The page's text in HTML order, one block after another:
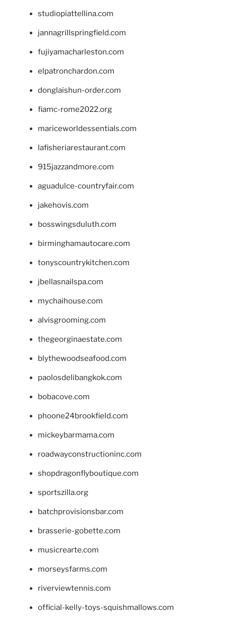
studiopiattellina.com
jannagrillspringfield.com
fujiyamacharleston.com
elpatronchardon.com
donglaishun-order.com
fiamc-rome2022.org
mariceworldessentials.com
lafisheriarestaurant.com
915jazzandmore.com
aguadulce-countryfair.com
jakehovis.com
bosswingsduluth.com
birminghamautocare.com
tonyscountrykitchen.com
jbellasnailspa.com
mychaihouse.com
alvisgrooming.com
thegeorginaestate.com
blythewoodseafood.com
paolosdelibangkok.com
bobacove.com
phoone24brookfield.com
mickeybarmama.com
roadwayconstructioninc.com
shopdragonflyboutique.com
sportszilla.org
batchprovisionsbar.com
brasserie-gobette.com
musicrearte.com
morseysfarms.com
riverviewtennis.com
official-kelly-toys-squishmallows.com